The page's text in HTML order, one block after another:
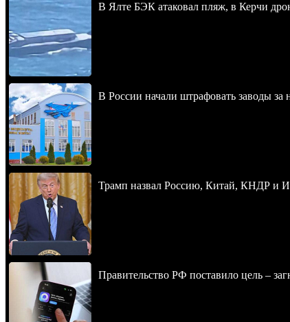
В Ялте БЭК атаковал пляж, в Керчи
В России начали штрафовать заводы
Трамп назвал Россию, Китай, КНДР и
Правительство РФ поставило цель –